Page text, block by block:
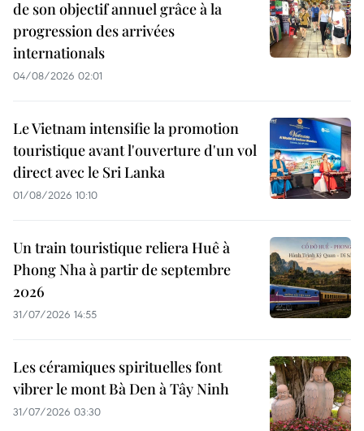
de son objectif annuel grâce à la
progression des arrivées
internationals
04/08/2026 02:01
Le Vietnam intensifie la promotion
touristique avant l'ouverture d'un vol
direct avec le Sri Lanka
01/08/2026 10:10
Un train touristique reliera Huê à
Phong Nha à partir de septembre
2026
31/07/2026 14:55
Les céramiques spirituelles font
vibrer le mont Bà Den à Tây Ninh
31/07/2026 03:30